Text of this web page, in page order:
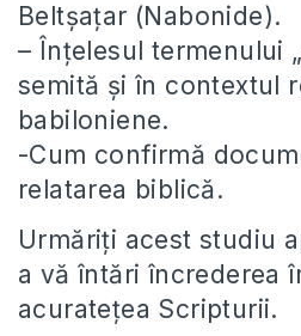
Beltșațar (Nabonide).
– Înțelesul termenului
semită și în contextul
babiloniene.
-Cum confirmă
relatarea biblică.
Urmăriți acest studiu
a vă întări încrederea
acuratețea Scripturii.